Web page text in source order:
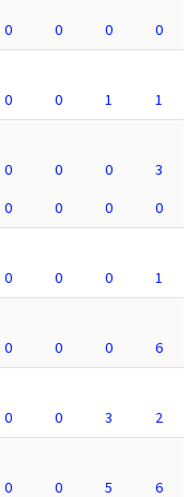
0 0 0
0
0 0 1
1
0 0 0
3
0 0 0
0
0 0 0
1
0 0 0
6
0 0 3
2
0 0 5
6